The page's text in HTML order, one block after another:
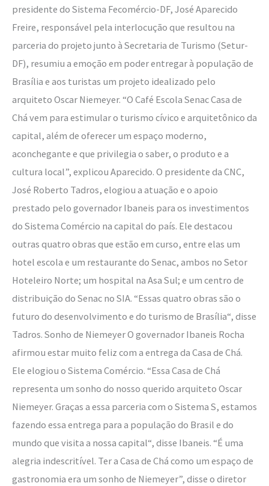
presidente do Sistema Fecomércio-DF, José Aparecido
Freire, responsável pela interlocução que resultou na
parceria do projeto junto à Secretaria de Turismo (Setur-
DF), resumiu a emoção em poder entregar à população de
Brasília e aos turistas um projeto idealizado pelo
arquiteto Oscar Niemeyer. “O Café Escola Senac Casa de
Chá vem para estimular o turismo cívico e arquitetônico da
capital, além de oferecer um espaço moderno,
aconchegante e que privilegia o saber, o produto e a
cultura local”, explicou Aparecido. O presidente da CNC,
José Roberto Tadros, elogiou a atuação e o apoio
prestado pelo governador Ibaneis para os investimentos
do Sistema Comércio na capital do país. Ele destacou
outras quatro obras que estão em curso, entre elas um
hotel escola e um restaurante do Senac, ambos no Setor
Hoteleiro Norte; um hospital na Asa Sul; e um centro de
distribuição do Senac no SIA. “Essas quatro obras são o
futuro do desenvolvimento e do turismo de Brasília“, disse
Tadros. Sonho de Niemeyer O governador Ibaneis Rocha
afirmou estar muito feliz com a entrega da Casa de Chá.
Ele elogiou o Sistema Comércio. “Essa Casa de Chá
representa um sonho do nosso querido arquiteto Oscar
Niemeyer. Graças a essa parceria com o Sistema S, estamos
fazendo essa entrega para a população do Brasil e do
mundo que visita a nossa capital“, disse Ibaneis. “É uma
alegria indescritível. Ter a Casa de Chá como um espaço de
gastronomia era um sonho de Niemeyer”, disse o diretor